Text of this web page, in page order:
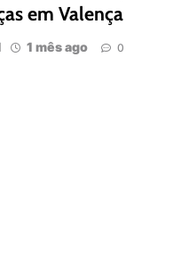
em Valença
1 mês ago 0